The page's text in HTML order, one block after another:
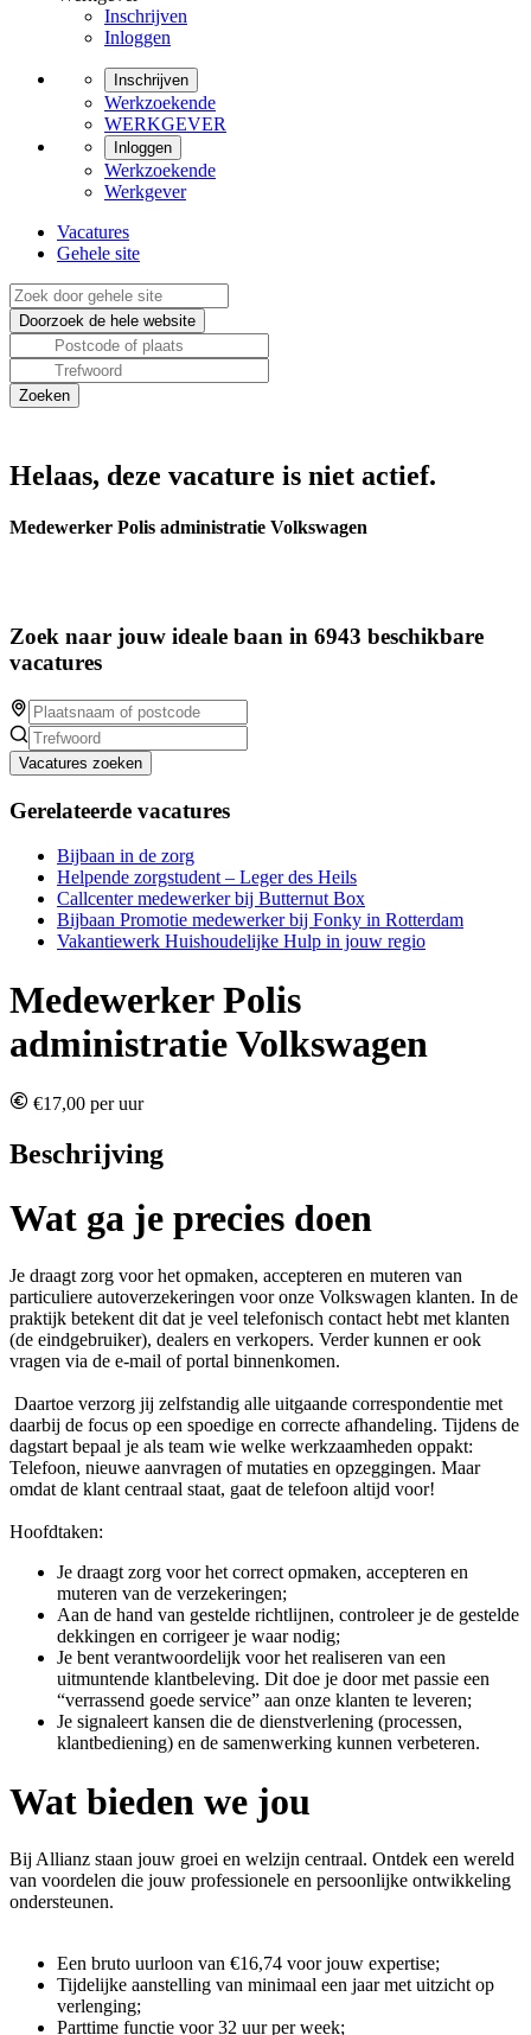
Inschrijven
Inloggen
Inschrijven
Werkzoekende
WERKGEVER
Inloggen
Werkzoekende
Werkgever
Vacatures
Gehele site
Helaas, deze vacature is niet actief.
Medewerker Polis administratie Volkswagen
Zoek naar jouw ideale baan in 6943 beschikbare
vacatures
Vacatures zoeken
Gerelateerde vacatures
Bijbaan in de zorg
Helpende zorgstudent – Leger des Heils
Callcenter medewerker bij Butternut Box
Bijbaan Promotie medewerker bij Fonky in Rotterdam
Vakantiewerk Huishoudelijke Hulp in jouw regio
Medewerker Polis
administratie Volkswagen
€17,00 per uur
Beschrijving
Wat ga je precies doen
Je draagt zorg voor het opmaken, accepteren en muteren van
particuliere autoverzekeringen voor onze Volkswagen klanten. In de
praktijk betekent dit dat je veel telefonisch contact hebt met klanten
(de eindgebruiker), dealers en verkopers. Verder kunnen er ook
vragen via de e-mail of portal binnenkomen.
Daartoe verzorg jij zelfstandig alle uitgaande correspondentie met
daarbij de focus op een spoedige en correcte afhandeling. Tijdens de
dagstart bepaal je als team wie welke werkzaamheden oppakt:
Telefoon, nieuwe aanvragen of mutaties en opzeggingen. Maar
omdat de klant centraal staat, gaat de telefoon altijd voor!
Hoofdtaken:
Je draagt zorg voor het correct opmaken, accepteren en
muteren van de verzekeringen;
Aan de hand van gestelde richtlijnen, controleer je de gestelde
dekkingen en corrigeer je waar nodig;
Je bent verantwoordelijk voor het realiseren van een
uitmuntende klantbeleving. Dit doe je door met passie een
“verrassend goede service” aan onze klanten te leveren;
Je signaleert kansen die de dienstverlening (processen,
klantbediening) en de samenwerking kunnen verbeteren.
Wat bieden we jou
Bij Allianz staan jouw groei en welzijn centraal. Ontdek een wereld
van voordelen die jouw professionele en persoonlijke ontwikkeling
ondersteunen.
Een bruto uurloon van €16,74 voor jouw expertise;
Tijdelijke aanstelling van minimaal een jaar met uitzicht op
verlenging;
Parttime functie voor 32 uur per week;